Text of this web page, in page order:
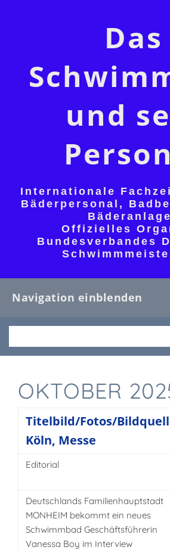
Das
und
Internationale
Bäderpersonal,
Offizielles
Bundesverbandes
Navigation einblenden
OKTOBER
Titelbild/Fotos/
Köln, Messe
Editorial
Deutschlands Familienhauptstadt
MONHEIM bekommt ein neues
Schwimmbad Geschäftsführerin
Vanessa Boy im Interview